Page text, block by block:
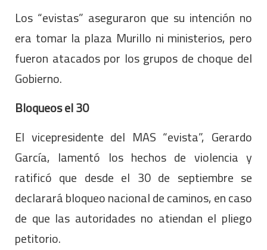
Los “evistas” aseguraron que su intención no
era tomar la plaza Murillo ni ministerios, pero
fueron atacados por los grupos de choque del
Gobierno.
Bloqueos el 30
El vicepresidente del MAS “evista”, Gerardo
García, lamentó los hechos de violencia y
ratificó que desde el 30 de septiembre se
declarará bloqueo nacional de caminos, en caso
de que las autoridades no atiendan el pliego
petitorio.